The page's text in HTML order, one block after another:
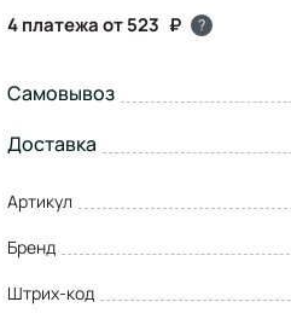
4 платежа от 523 ?
Самовывоз
Доставка
Артикул
Бренд
Штрих-код